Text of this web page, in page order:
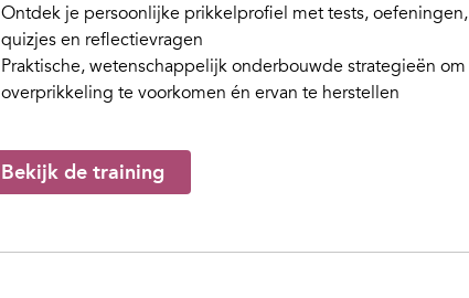
Ontdek je persoonlijke prikkelprofiel met tests, oefeningen,
quizjes en reflectievragen
Praktische, wetenschappelijk onderbouwde strategieën om
overprikkeling te voorkomen én ervan te herstellen
Bekijk de training